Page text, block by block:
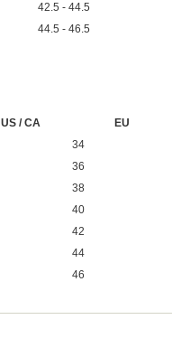
42.5 - 44.5
44.5 - 46.5
US / CA
EU
34
36
38
40
42
44
46